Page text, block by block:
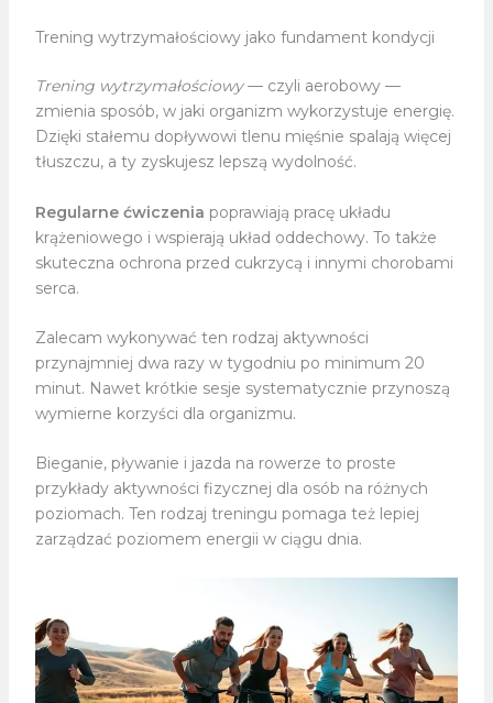
Trening wytrzymałościowy jako fundament kondycji
Trening wytrzymałościowy— czyli aerobowy —
zmienia sposób, w jaki organizm wykorzystuje energię.
Dzięki stałemu dopływowi tlenu mięśnie spalają więcej
tłuszczu, a ty zyskujesz lepszą wydolność.
Regularne ćwiczenia poprawiają pracę układu
krążeniowego i wspierają układ oddechowy. To także
skuteczna ochrona przed cukrzycą i innymi chorobami
serca.
Zalecam wykonywać ten rodzaj aktywności
przynajmniej dwa razy w tygodniu po minimum 20
minut. Nawet krótkie sesje systematycznie przynoszą
wymierne korzyści dla organizmu.
Bieganie, pływanie i jazda na rowerze to proste
przykłady aktywności fizycznej dla osób na różnych
poziomach. Ten rodzaj treningu pomaga też lepiej
zarządzać poziomem energii w ciągu dnia.